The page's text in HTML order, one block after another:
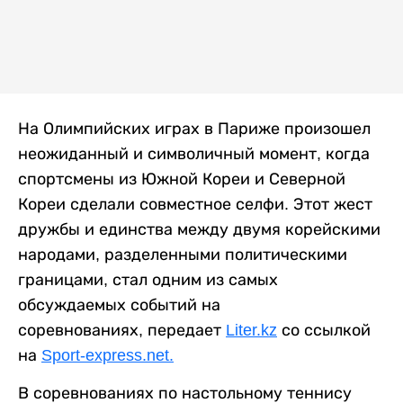
На Олимпийских играх в Париже произошел
неожиданный и символичный момент, когда
спортсмены из Южной Кореи и Северной
Кореи сделали совместное селфи. Этот жест
дружбы и единства между двумя корейскими
народами, разделенными политическими
границами, стал одним из самых
обсуждаемых событий на
соревнованиях, передает Liter.kz со ссылкой
на Sport-express.net.
В соревнованиях по настольному теннису